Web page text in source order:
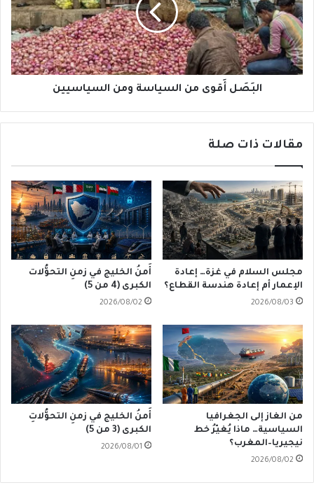
ومن
السياسيين
البَصَل أَقوى من السياسة ومن السياسيين
مقالات ذات صلة
مجلس السلام في غزة… إعادة
الإعمار أم إعادة هندسة القطاع؟
2026/08/03
أَمنُ الخليج في زمنِ التحوُّلات
الكبرى (4 من 5)
2026/08/02
من الغاز إلى الجغرافيا
السياسية… ماذا يُغيّرُ خط
نيجيريا–المغرب؟
2026/08/02
أَمنُ الخليج في زمنِ التحوُّلاتِ
الكبرى (3 من 5)
2026/08/01